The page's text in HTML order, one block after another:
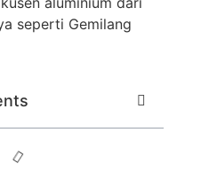
seperti Gemilang